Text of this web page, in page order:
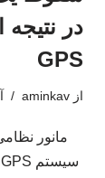
در
GPS
از aminkav
مانور